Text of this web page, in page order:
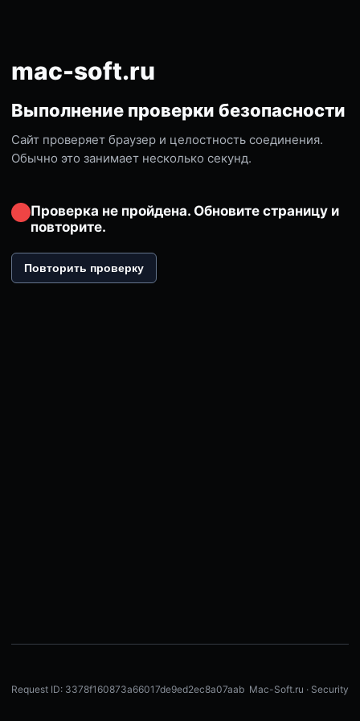
mac-soft.ru
Выполнение проверки безопасности
Сайт проверяет браузер и целостность соединения.
Обычно это занимает несколько секунд.
Проверка не пройдена. Обновите страницу и
повторите.
Повторить проверку
Request ID: 3378f160873a66017de9ed2ec8a07aab Mac-Soft.ru · Security